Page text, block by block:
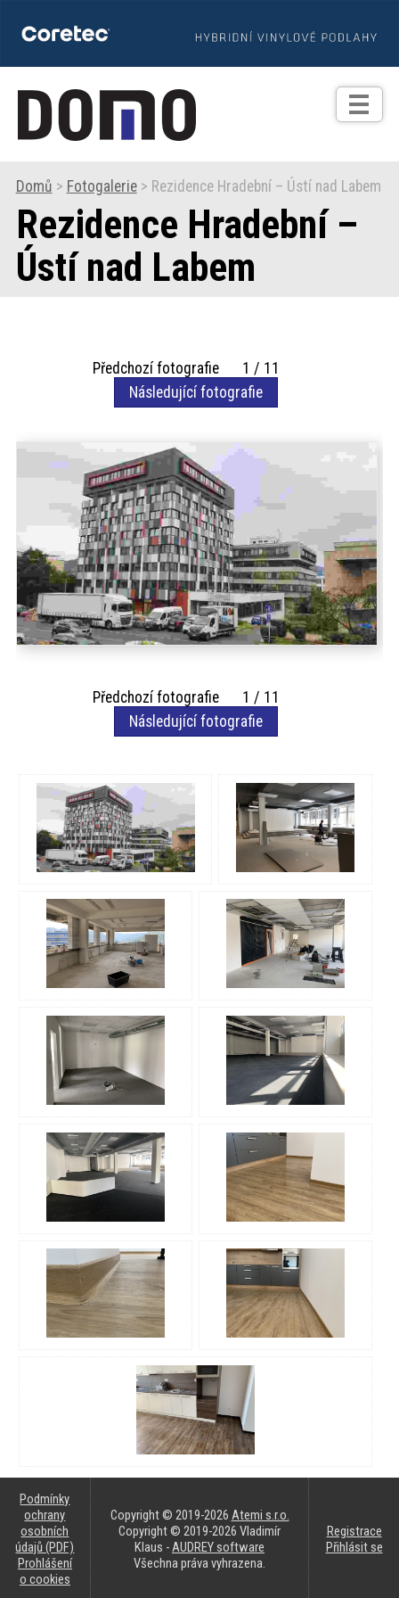
TIPY
Zprávy
Praxe
Fotogalerie
ProfiMag
Kontakt
Domů > Fotogalerie> Rezidence Hradební – Ústí nad Labem
Rezidence Hradební –
Ústí nad Labem
Předchozí fotografie 1 / 11
Následující fotografie
Předchozí fotografie 1 / 11
Následující fotografie
Podmínky
ochrany
osobních
údajů (PDF)
Prohlášení
o cookies
Copyright © 2019-2026 Atemi s.r.o.
Copyright © 2019-2026 Vladimír
Klaus -AUDREY software
Všechna práva vyhrazena.
Registrace
Přihlásit se